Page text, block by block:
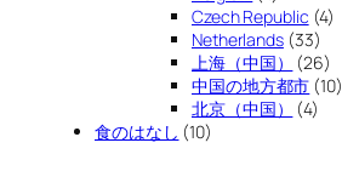
Czech Republic (4)
Netherlands(33)
上海（中国）
(26)
中国の地方都市 (10)
北京（中国）
(4)
食のはなし (10)